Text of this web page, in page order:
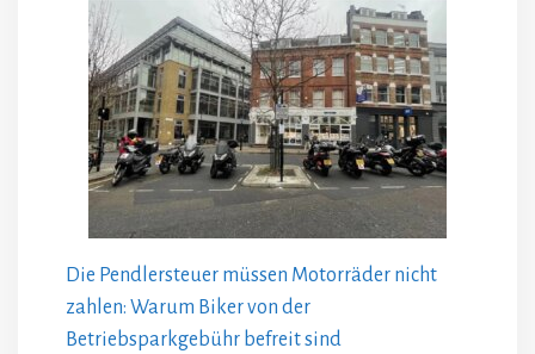
Die Pendlersteuer müssen Motorräder nicht
zahlen: Warum Biker von der
Betriebsparkgebühr befreit sind